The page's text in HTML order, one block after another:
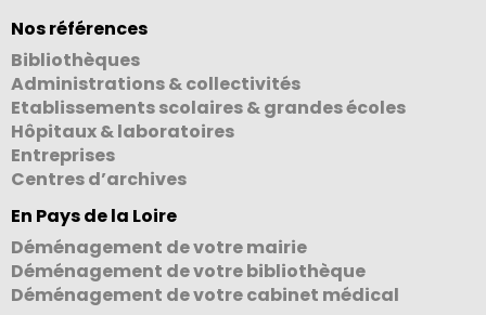
Nos références
Bibliothèques
Administrations & collectivités
Etablissements scolaires & grandes écoles
Hôpitaux & laboratoires
Entreprises
Centres d’archives
En Pays de la Loire
Déménagement de votre mairie
Déménagement de votre bibliothèque
Déménagement de votre cabinet médical